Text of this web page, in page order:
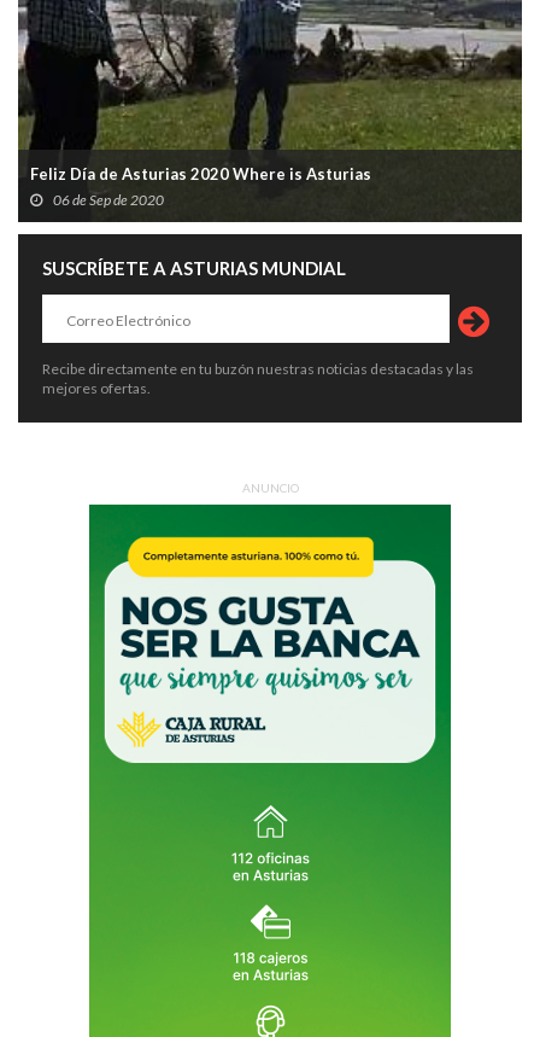
Feliz Día de Asturias 2020 Where is Asturias
06 de Sep de 2020
SUSCRÍBETE A ASTURIAS MUNDIAL
Recibe directamente en tu buzón nuestras noticias destacadas y las
mejores ofertas.
ANUNCIO